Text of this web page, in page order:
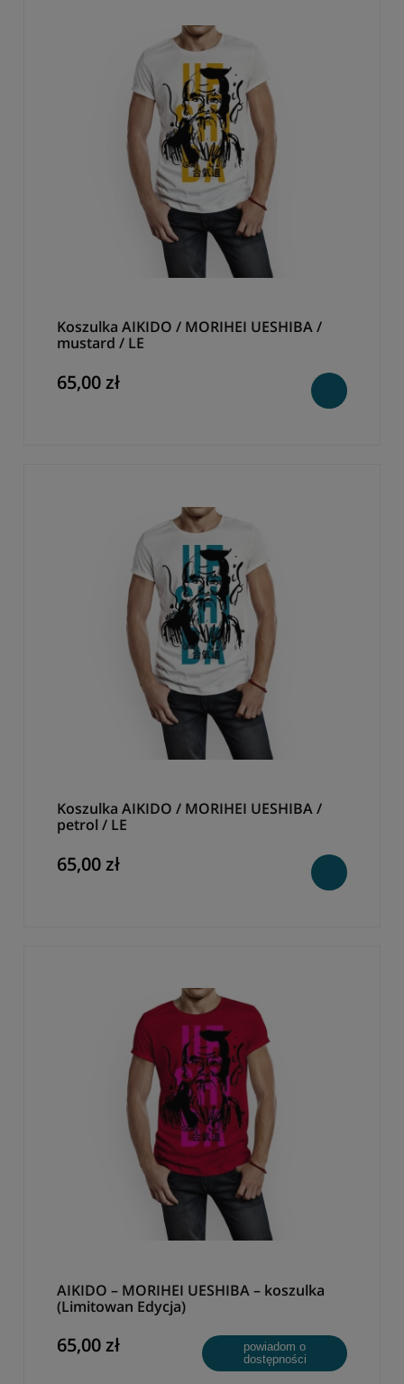
Koszulka AIKIDO / MORIHEI UESHIBA /
mustard / LE
65,00 zł
Koszulka AIKIDO / MORIHEI UESHIBA /
petrol / LE
65,00 zł
AIKIDO – MORIHEI UESHIBA – koszulka
(Limitowan Edycja)
65,00 zł
powiadom o
dostępności